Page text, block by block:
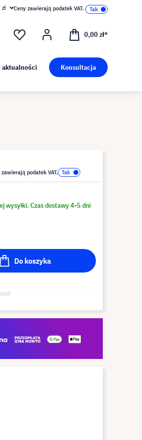
Ceny zawierają podatek VAT.
0,00 zł*
aktualności Konsultacja
zawierają podatek VAT.
wysyłki. Czas dostawy 4-5 dni
Do koszyka